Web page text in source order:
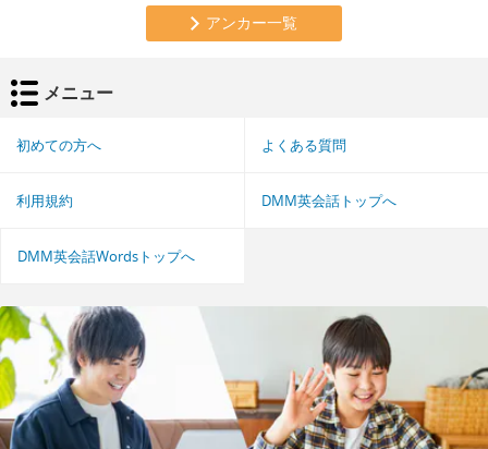
アンカー一覧
メニュー
初めての方へ よくある質問
利用規約 DMM英会話トップへ
DMM英会話Wordsトップへ